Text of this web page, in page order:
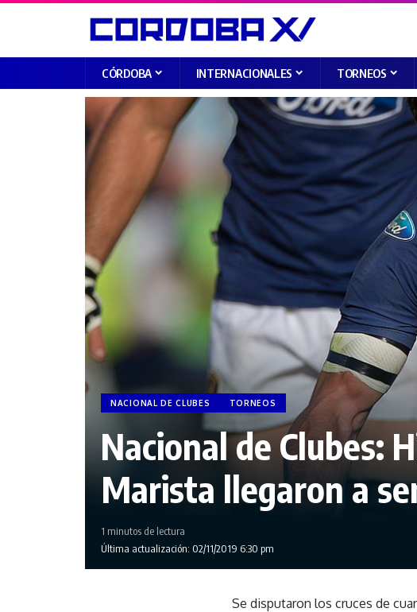
CÓRDOBA INTERNACIONALES TORNEOS
NACIONAL DE CLUBES TORNEOS
Nacional de Clubes:
Marista llegaron a
Última actualización: 02/11/2019 6:30 pm
1 minutos de lectura
Se disputaron los cruces de